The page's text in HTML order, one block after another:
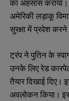
का अहसास
अमेरिकी लड़ाकू
सुरक्षा में प्रवेश
ट्रंप ने पुतिन के
उनके लिए रेड
तैयार दिखाई दिए।
अवलोकन किया।